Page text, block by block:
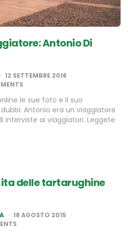
Antonio Di
12 SETTEMBRE 2016
le sue foto e il suo
Antonio era un viaggiatore
interviste ai viaggiatori. Leggete
delle tartarughine
18 AGOSTO 2015